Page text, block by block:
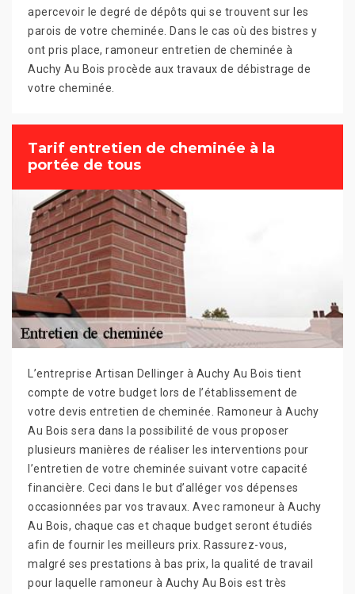
apercevoir le degré de dépôts qui se trouvent sur les
parois de votre cheminée. Dans le cas où des bistres y
ont pris place, ramoneur entretien de cheminée à
Auchy Au Bois procède aux travaux de débistrage de
votre cheminée.
Tarif entretien de cheminée à la
portée de tous
L’entreprise Artisan Dellinger à Auchy Au Bois tient
compte de votre budget lors de l’établissement de
votre devis entretien de cheminée. Ramoneur à Auchy
Au Bois sera dans la possibilité de vous proposer
plusieurs manières de réaliser les interventions pour
l’entretien de votre cheminée suivant votre capacité
financière. Ceci dans le but d’alléger vos dépenses
occasionnées par vos travaux. Avec ramoneur à Auchy
Au Bois, chaque cas et chaque budget seront étudiés
afin de fournir les meilleurs prix. Rassurez-vous,
malgré ses prestations à bas prix, la qualité de travail
pour laquelle ramoneur à Auchy Au Bois est très